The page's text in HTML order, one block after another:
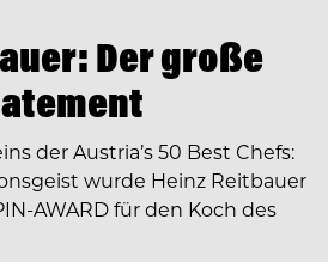
Der große
der Austria’s 50 Best Chefs:
wurde Heinz Reitbauer
AWARD für den Koch des